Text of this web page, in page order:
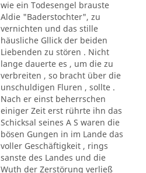
wie ein Todesengel brauste
Aldie "Baderstochter", zu
vernichten und das stille
häusliche Gllick der beiden
Liebenden zu stören . Nicht
lange dauerte es , um die zu
verbreiten , so bracht über die
unschuldigen Fluren , sollte .
Nach er einst beherrschen
einiger Zeit erst rührte ihn das
Schicksal seines A S waren die
bösen Gungen in im Lande das
voller Geschäftigkeit , rings
sanste des Landes und die
Wuth der Zerstörung verließ